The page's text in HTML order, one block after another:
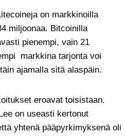
on markkinoilla
miljoonaa. Bitcoinilla
pienempi, vain 21
markkina tarjonta voi
ajamalla sitä alaspäin.
eroavat toisistaan.
on useasti kertonut
yhtenä pääpyrkimyksenä oli